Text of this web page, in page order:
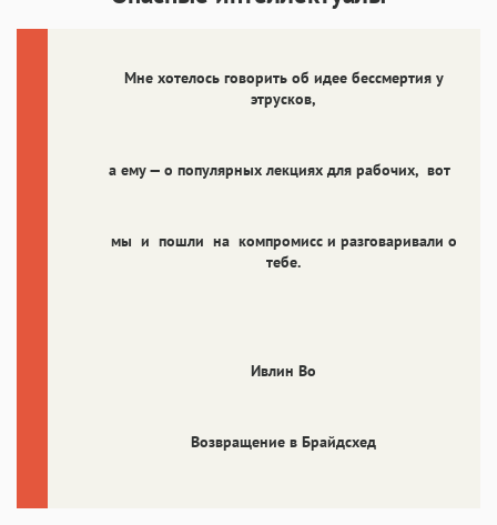
Мне хотелось говорить об идее бессмертия у
этрусков,
а ему — о популярных лекциях для рабочих, вот
мы и пошли на компромисс и разговаривали о
тебе.
Ивлин Во
Возвращение в Брайдсхед